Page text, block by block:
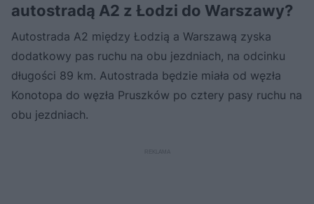
autostradą A2 z Łodzi do Warszawy?
Autostrada A2 między Łodzią a Warszawą zyska
dodatkowy pas ruchu na obu jezdniach, na odcinku
długości 89 km. Autostrada będzie miała od węzła
Konotopa do węzła Pruszków po cztery pasy ruchu na
obu jezdniach.